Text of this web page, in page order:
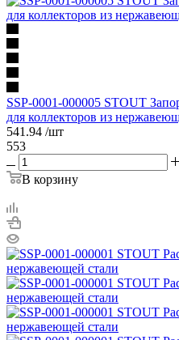
SSP-0001-000005 STOUT
для коллекторов из
541.94 /шт
553
В корзину